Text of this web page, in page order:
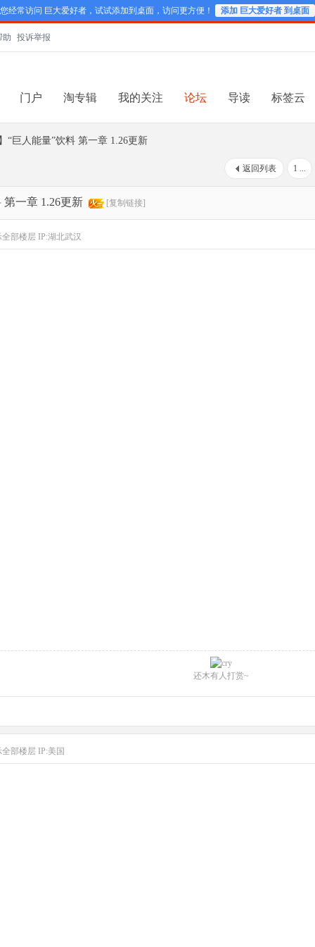
您经常访问 巨大爱好者，试试添加到桌面，访问更方便！ 添加 巨大爱好者 到桌面
助 投诉举报
门户 淘专辑 我的关注 论坛 导读 标签云
“巨人能量”饮料 第一章 1.26更新
1 ...
返回列表
第一章 1.26更新 [复制链接]
全部楼层 IP:湖北武汉
还木有人打赏~
全部楼层 IP:美国